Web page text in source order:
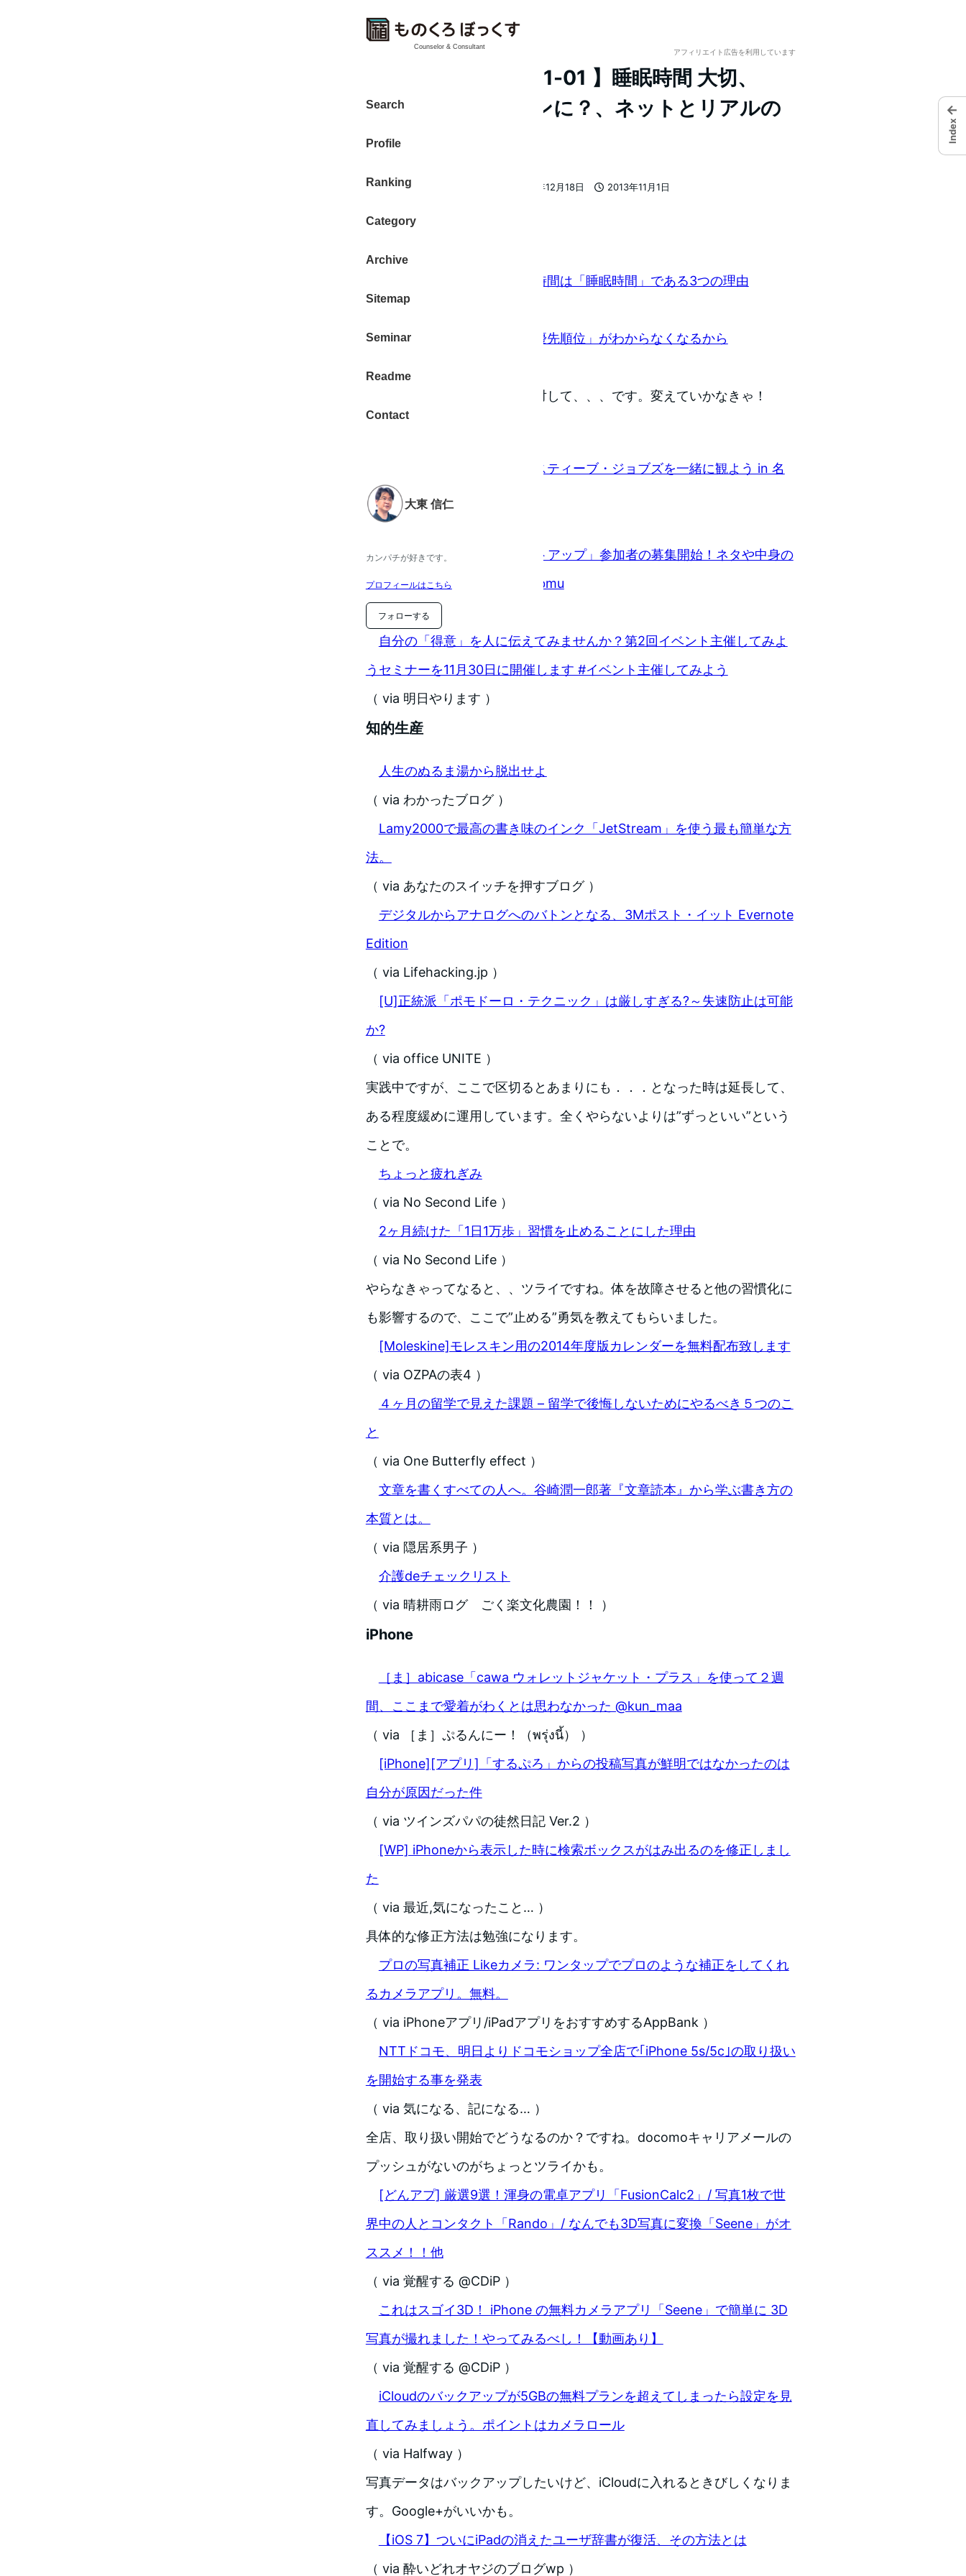
Counselor & Consultant
Search
Profile
Ranking
Category
Archive
Sitemap
Seminar
Readme
Contact
大東 信仁
カンパチが好きです。
プロフィールはこちら
フォローする
アフィリエイト広告を利用しています
【ものレポ 2013-11-01 】睡眠時間 大切、
Google+がキーマンに？、ネットとリアルの
関係．．など
2013年12月18日
2013年11月1日
者
大東 信仁（ものくろ）
時間管理で最も優先すべき時間は「睡眠時間」である3つの理由
（ via シゴタノ！ ）
時間が足りなくなるのは「優先順位」がわからなくなるから
睡眠時間を削っている自分に対して、、、です。変えていかなきゃ！
募集開始【お知らせ】映画スティーブ・ジョブズを一緒に観よう in 名
古屋 を開催！
（ via 林囓mac ）
「第13回東京ブロガーミートアップ」参加者の募集開始！ネタや中身の
作り方について話そうぜ！ #tbmu
（ via め～んずスタジオ ）
自分の「得意」を人に伝えてみませんか？第2回イベント主催してみよ
うセミナーを11月30日に開催します #イベント主催してみよう
（ via 明日やります ）
知的生産
人生のぬるま湯から脱出せよ
（ via わかったブログ ）
Lamy2000で最高の書き味のインク「JetStream」を使う最も簡単な方
法。
（ via あなたのスイッチを押すブログ ）
デジタルからアナログへのバトンとなる、3Mポスト・イット Evernote
Edition
（ via Lifehacking.jp ）
[U]正統派「ポモドーロ・テクニック」は厳しすぎる?～失速防止は可能
か?
（ via office UNITE ）
実践中ですが、ここで区切るとあまりにも．．．となった時は延長して、
ある程度緩めに運用しています。全くやらないよりは”ずっといい”という
ことで。
ちょっと疲れぎみ
（ via No Second Life ）
2ヶ月続けた「1日1万歩」習慣を止めることにした理由
（ via No Second Life ）
やらなきゃってなると、、ツライですね。体を故障させると他の習慣化に
も影響するので、ここで”止める”勇気を教えてもらいました。
[Moleskine]モレスキン用の2014年度版カレンダーを無料配布致します
（ via OZPAの表4 ）
４ヶ月の留学で見えた課題 – 留学で後悔しないためにやるべき５つのこ
と
（ via One Butterfly effect ）
文章を書くすべての人へ。谷崎潤一郎著『文章読本』から学ぶ書き方の
本質とは。
（ via 隠居系男子 ）
介護deチェックリスト
（ via 晴耕雨ログ ごく楽文化農園！！ ）
iPhone
［ま］abicase「cawa ウォレットジャケット・プラス」を使って２週
間、ここまで愛着がわくとは思わなかった @kun_maa
（ via ［ま］ぷるんにー！（พรุ่งนี้） ）
[iPhone][アプリ]「するぷろ」からの投稿写真が鮮明ではなかったのは
自分が原因だった件
（ via ツインズパパの徒然日記 Ver.2 ）
[WP] iPhoneから表示した時に検索ボックスがはみ出るのを修正しまし
た
（ via 最近,気になったこと… ）
具体的な修正方法は勉強になります。
プロの写真補正 Likeカメラ: ワンタップでプロのような補正をしてくれ
るカメラアプリ。無料。
（ via iPhoneアプリ/iPadアプリをおすすめするAppBank ）
NTTドコモ、明日よりドコモショップ全店で｢iPhone 5s/5c｣の取り扱い
を開始する事を発表
（ via 気になる、記になる… ）
全店、取り扱い開始でどうなるのか？ですね。docomoキャリアメールの
プッシュがないのがちょっとツライかも。
[どんアプ] 厳選9選！渾身の電卓アプリ「FusionCalc2」/ 写真1枚で世
界中の人とコンタクト「Rando」/ なんでも3D写真に変換「Seene」がオ
ススメ！！他
（ via 覚醒する @CDiP ）
これはスゴイ3D！ iPhone の無料カメラアプリ「Seene」で簡単に 3D
写真が撮れました！やってみるべし！【動画あり】
（ via 覚醒する @CDiP ）
iCloudのバックアップが5GBの無料プランを超えてしまったら設定を見
直してみましょう。ポイントはカメラロール
（ via Halfway ）
写真データはバックアップしたいけど、iCloudに入れるときびしくなりま
す。Google+がいいかも。
【iOS 7】ついにiPadの消えたユーザ辞書が復活、その方法とは
（ via 酔いどれオヤジのブログwp ）
←
Index